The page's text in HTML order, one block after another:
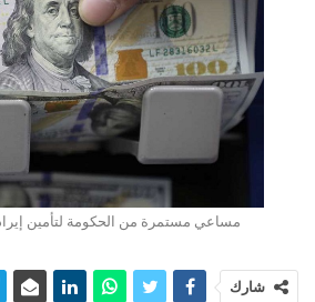
مساعي مستمرة من الحكومة لتأمين
شارك